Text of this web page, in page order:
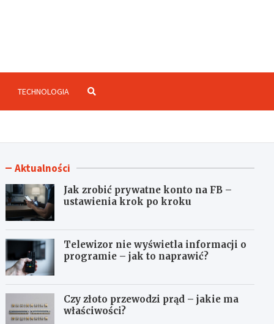
TECHNOLOGIA
Aktualności
Jak zrobić prywatne konto na FB –
ustawienia krok po kroku
Telewizor nie wyświetla informacji o
programie – jak to naprawić?
Czy złoto przewodzi prąd – jakie ma
właściwości?